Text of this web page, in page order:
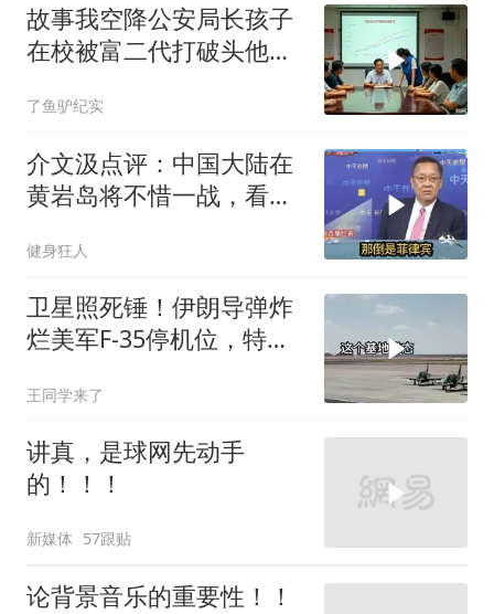
故事我空降公安局长孩子
在校被富二代打破头他爹
了鱼驴纪实
介文汲点评：中国大陆在
黄岩岛将不惜一战，看你
健身狂人
卫星照死锤！伊朗导弹炸
烂美军F-35停机位，特朗
王同学来了
讲真，是球网先动手
的！！！
新媒体 57跟贴
论背景音乐的重要性！！